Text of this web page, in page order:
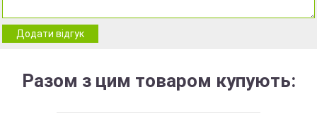
Додати відгук
Разом з цим товаром купують: